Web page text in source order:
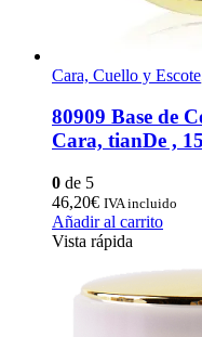
Cara, Cuello y Escote
80909 Base de
Cara, tianDe ,
0 de 5
46,20€ IVA incluido
Añadir al carrito
Vista rápida